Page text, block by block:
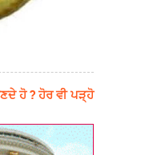
ਹੋ ? ਹੋਰ ਵੀ ਪੜ੍ਹੋ